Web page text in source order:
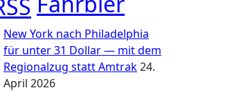
New York nach Philadelphia
für unter 31 Dollar — mit dem
Regionalzug statt Amtrak24.
April 2026